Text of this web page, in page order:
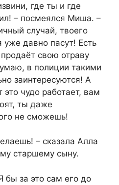
где ты и где
– посмеялся Миша. –
случай, твоего
уже давно пасут! Есть
свою отраву
в полиции такими
заинтересуются! А
это чудо работает, вам
ты даже
не сможешь!
– сказала Алла
старшему сыну.
бы за это сам его до